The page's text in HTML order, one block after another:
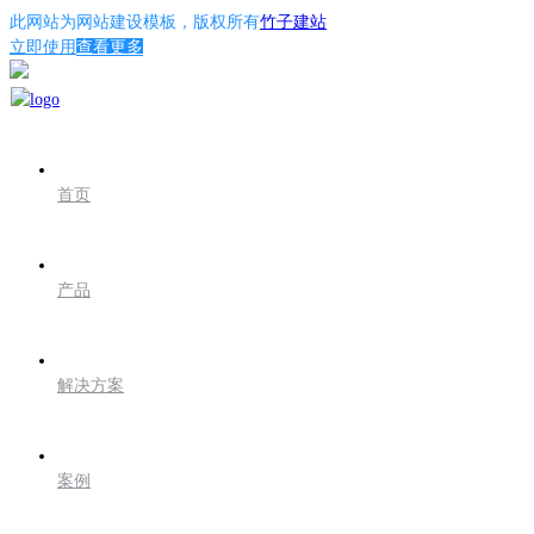
此网站为 网站建设模板 ，版权所有竹子建站
立即使用查看更多
首页
产品
解决方案
案例